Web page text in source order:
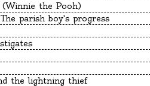
the Pooh)
parish boy's progress
the lightning thief